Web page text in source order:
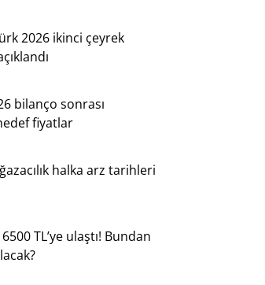
2026 ikinci çeyrek
bilanço sonrası
fiyatlar
halka arz tarihleri
TL’ye ulaştı! Bundan